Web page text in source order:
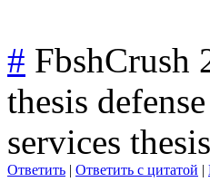
# FbshCrush
thesis
services
Ответить | Ответить с цитатой |